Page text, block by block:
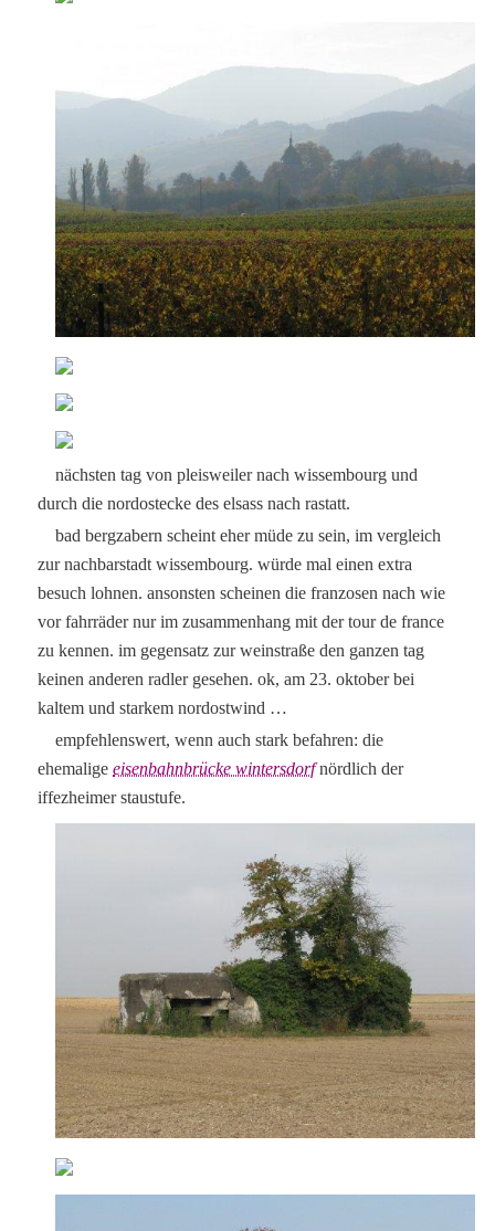
nächsten tag von pleisweiler nach wissembourg und
durch die nordostecke des elsass nach rastatt.
bad bergzabern scheint eher müde zu sein, im vergleich
zur nachbarstadt wissembourg. würde mal einen extra
besuch lohnen. ansonsten scheinen die franzosen nach wie
vor fahrräder nur im zusammenhang mit der tour de france
zu kennen. im gegensatz zur weinstraße den ganzen tag
keinen anderen radler gesehen. ok, am 23. oktober bei
kaltem und starkem nordostwind …
empfehlenswert, wenn auch stark befahren: die
ehemaligeeisenbahnbrücke wintersdorfnördlich der
iffezheimer staustufe.